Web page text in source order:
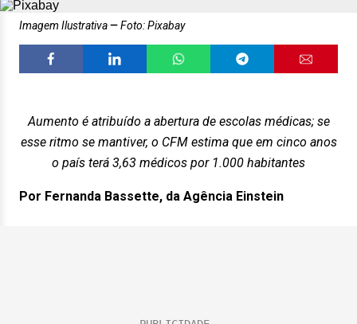
Imagem Ilustrativa Foto: Pixabay
Aumento é atribuído a abertura de escolas médicas; se
esse ritmo se mantiver, o CFM estima que em cinco anos
o país terá 3,63 médicos por 1.000 habitantes
Por Fernanda Bassette, da Agência Einstein